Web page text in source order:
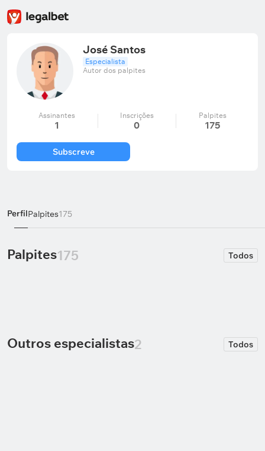
José Santos
Especialista
Autor dos palpites
Assinantes
1
Inscrições
0
Palpites
175
Subscreve
PerfilPalpites175
Palpites175 Todos
Outros especialistas2 Todos